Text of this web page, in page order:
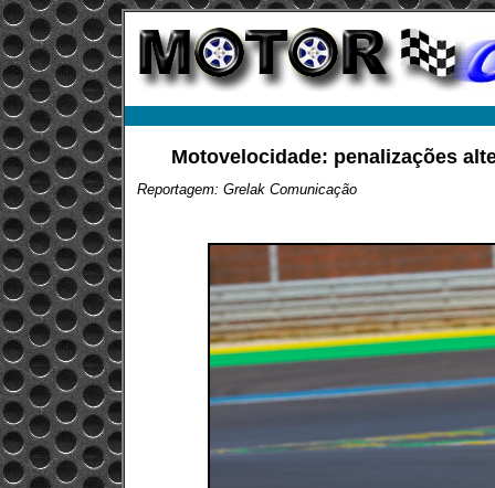
Motovelocidade: penalizações
Reportagem: Grelak Comunicação